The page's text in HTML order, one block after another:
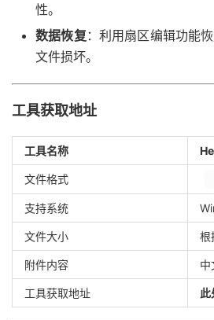
性。
数据恢复 ：利用扇区编辑功能
文件损坏。
工具获取地址
工具名称
文件格式
支持系统
文件大小 根
附件内容 中
工具获取地址 此